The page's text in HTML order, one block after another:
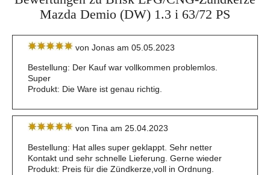
Mazda Demio (DW) 1.3 i 63/72 PS
von Jonas am 05.05.2023
Bestellung: Der Kauf war vollkommen problemlos.
Super
Produkt: Die Ware ist genau richtig.
von Tina am 25.04.2023
Bestellung: Hat alles super geklappt. Sehr netter
Kontakt und sehr schnelle Lieferung. Gerne wieder
Produkt: Preis für die Zündkerze,voll in Ordnung.